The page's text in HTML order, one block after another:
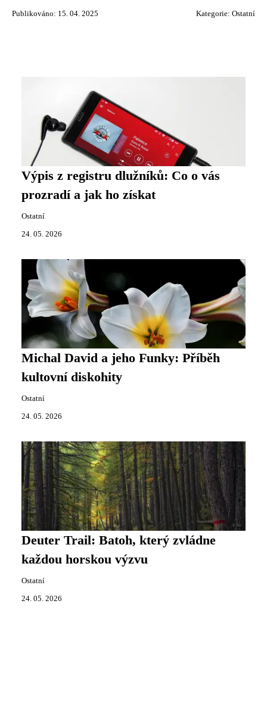
Publikováno: 15. 04. 2025 Kategorie: Ostatní
Výpis z registru dlužníků: Co o vás
prozradí a jak ho získat
Ostatní
24. 05. 2026
Michal David a jeho Funky: Příběh
kultovní diskohity
Ostatní
24. 05. 2026
Deuter Trail: Batoh, který zvládne
každou horskou výzvu
Ostatní
24. 05. 2026